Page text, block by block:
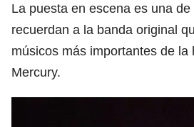
La puesta en escena es una
recuerdan a la banda original
músicos más importantes de la
Mercury.